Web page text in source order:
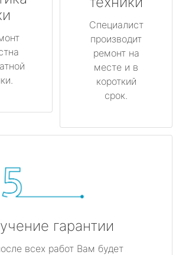
Специалист
производит
ремонт на
месте и в
короткий
срок.
гарантии
всех работ Вам будет